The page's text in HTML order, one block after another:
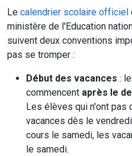
Le calendrier scolaire officiel
ministère de l'Education
suivent deux conventions
pas se tromper :
Début des vacances :
commencent après le
Les élèves qui n'ont pas
vacances dès le
cours le samedi, les
le samedi.